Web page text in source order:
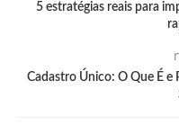
5 estratégias reais para
Cadastro Único: O Que É e